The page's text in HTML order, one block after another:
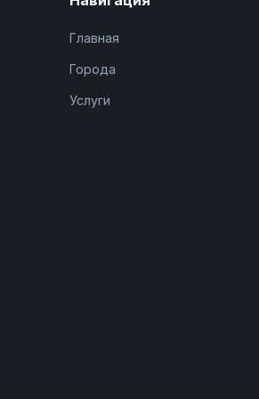
Главная
Города
Услуги